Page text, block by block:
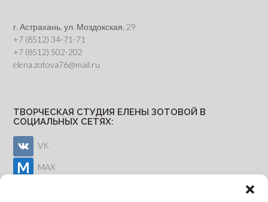
г. Астрахань, ул. Моздокская, 29
+7 (8512) 34-71-71
+7 (8512) 502-202
elena.zotova76@mail.ru
ТВОРЧЕСКАЯ СТУДИЯ ЕЛЕНЫ ЗОТОВОЙ В
СОЦИАЛЬНЫХ СЕТЯХ:
VK
MAX